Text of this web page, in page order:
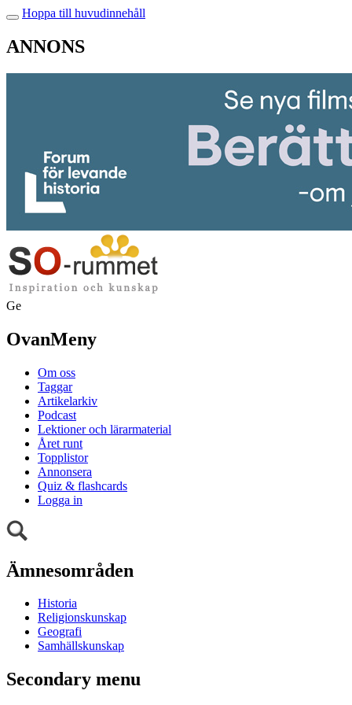
Hoppa till huvudinnehåll
ANNONS
Ge
OvanMeny
Om oss
Taggar
Artikelarkiv
Podcast
Lektioner och lärarmaterial
Året runt
Topplistor
Annonsera
Quiz & flashcards
Logga in
Ämnesområden
Historia
Religionskunskap
Geografi
Samhällskunskap
Secondary menu